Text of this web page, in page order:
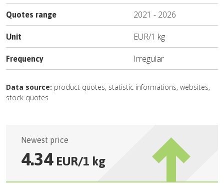
Quotes range 2021 - 2026
Unit EUR/1 kg
Frequency Irregular
Data source: product quotes, statistic informations, websites,
stock quotes
Newest price
4.34 EUR/1 kg